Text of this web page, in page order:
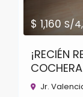
$ 1,160S/
¡RECIÉN
COCHERA
Jr.